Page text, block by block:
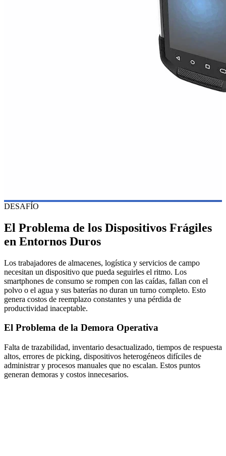
DESAFÍO
El Problema de los Dispositivos Frágiles
en Entornos Duros
Los trabajadores de almacenes, logística y servicios de campo
necesitan un dispositivo que pueda seguirles el ritmo. Los
smartphones de consumo se rompen con las caídas, fallan con el
polvo o el agua y sus baterías no duran un turno completo. Esto
genera costos de reemplazo constantes y una pérdida de
productividad inaceptable.
El Problema de la Demora Operativa
Falta de trazabilidad, inventario desactualizado, tiempos de respuesta
altos, errores de picking, dispositivos heterogéneos difíciles de
administrar y procesos manuales que no escalan. Estos puntos
generan demoras y costos innecesarios.